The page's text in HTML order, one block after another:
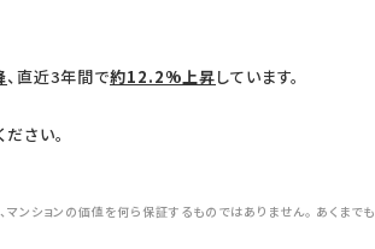
、直近3年間で約12.2%上昇しています。
さい。
ンションの価値を何ら保証するものではありません。 あくまでも